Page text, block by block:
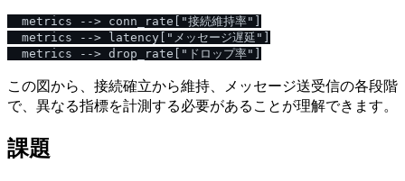
  metrics --> conn_rate["接続維持率"]
  metrics --> latency["メッセージ遅延"]
この図から、接続確立から維持、メッセージ送受信の各段階
で、異なる指標を計測する必要があることが理解できます。
課題